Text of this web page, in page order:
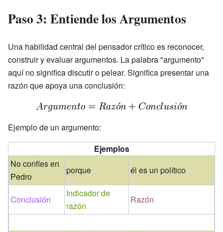
Paso 3: Entiende los Argumentos
Una habilidad central del pensador crítico es reconocer,
construir y evaluar argumentos. La palabra "argumento"
aquí no significa discutir o pelear. Significa presentar una
razón que apoya una conclusión:
Ejemplo de un argumento:
Ejemplos
No confíes en
Pedro
porque él es un político
Conclusión
Indicador de
razón
Razón